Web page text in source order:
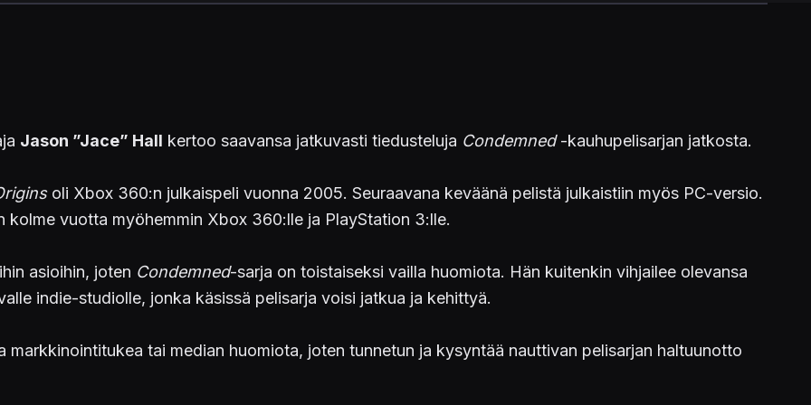
Jason ”Jace” Hall kertoo saavansa jatkuvasti tiedusteluja Condemned-kauhupelisarjan jatkosta.
oli Xbox 360:n julkaispeli vuonna 2005. Seuraavana keväänä pelistä julkaistiin myös PC-versio.
vuotta myöhemmin Xbox 360:lle ja PlayStation 3:lle.
asioihin, joten Condemned-sarja on toistaiseksi vailla huomiota. Hän kuitenkin vihjailee olevansa
indie-studiolle, jonka käsissä pelisarja voisi jatkua ja kehittyä.
tai median huomiota, joten tunnetun ja kysyntää nauttivan pelisarjan haltuunotto